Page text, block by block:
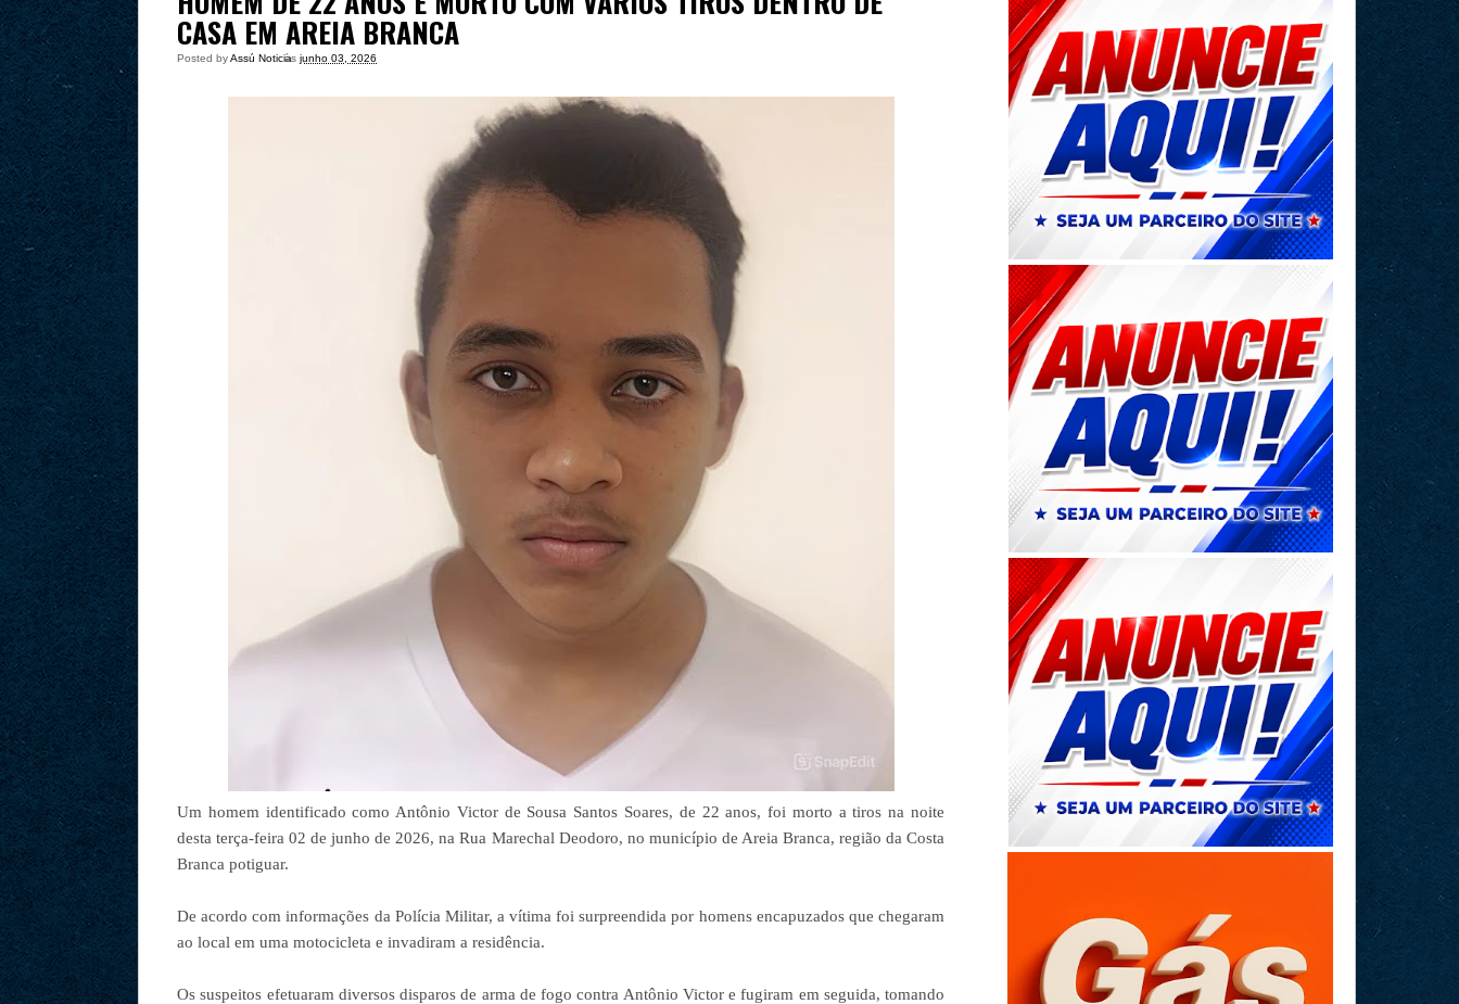
CASA EM AREIA BRANCA
Posted byAssú Noticia
às junho 03, 2026
Um homem identificado como Antônio Victor de Sousa Santos Soares, de 22 anos, foi morto a tiros na noite
desta terça-feira 02 de junho de 2026, na Rua Marechal Deodoro, no município de Areia Branca, região da Costa
Branca potiguar.
De acordo com informações da Polícia Militar, a vítima foi surpreendida por homens encapuzados que chegaram
ao local em uma motocicleta e invadiram a residência.
Os suspeitos efetuaram diversos disparos de arma de fogo contra Antônio Victor e fugiram em seguida, tomando